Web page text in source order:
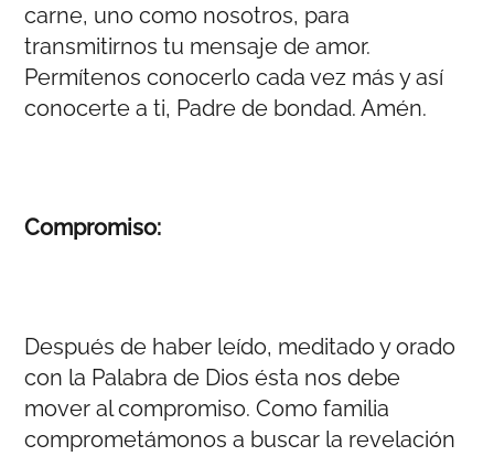
carne, uno como nosotros, para
transmitirnos tu mensaje de amor.
Permítenos conocerlo cada vez más y así
conocerte a ti, Padre de bondad. Amén.
Compromiso:
Después de haber leído, meditado y orado
con la Palabra de Dios ésta nos debe
mover al compromiso. Como familia
comprometámonos a buscar la revelación